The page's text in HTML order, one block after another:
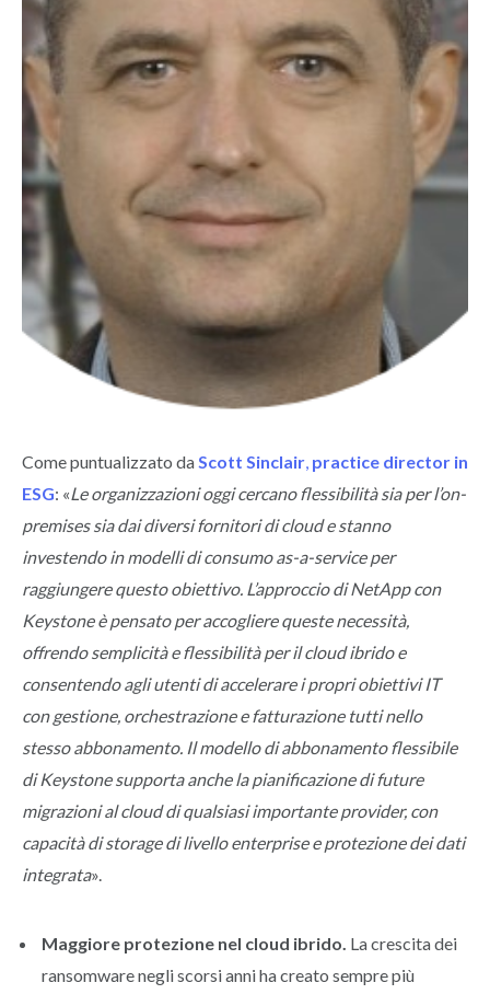
Come puntualizzato daScott Sinclair, practice director in
ESG: «Le organizzazioni oggi cercano flessibilità sia per l’on-
premises sia dai diversi fornitori di cloud e stanno
investendo in modelli di consumo as-a-service per
raggiungere questo obiettivo. L’approccio di NetApp con
Keystone è pensato per accogliere queste necessità,
offrendo semplicità e flessibilità per il cloud ibrido e
consentendo agli utenti di accelerare i propri obiettivi IT
con gestione, orchestrazione e fatturazione tutti nello
stesso abbonamento. Il modello di abbonamento flessibile
di Keystone supporta anche la pianificazione di future
migrazioni al cloud di qualsiasi importante provider, con
capacità di storage di livello enterprise e protezione dei dati
integrata».
Maggiore protezione nel cloud ibrido. La crescita dei
ransomware negli scorsi anni ha creato sempre più